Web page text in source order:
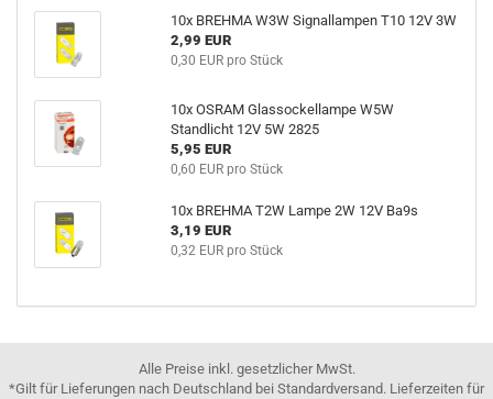
10x BREHMA W3W Signallampen T10 12V 3W
2,99 EUR
0,30 EUR pro Stück
10x OSRAM Glassockellampe W5W
Standlicht 12V 5W 2825
5,95 EUR
0,60 EUR pro Stück
10x BREHMA T2W Lampe 2W 12V Ba9s
3,19 EUR
0,32 EUR pro Stück
Alle Preise inkl. gesetzlicher MwSt.
*Gilt für Lieferungen nach Deutschland bei Standardversand. Lieferzeiten für